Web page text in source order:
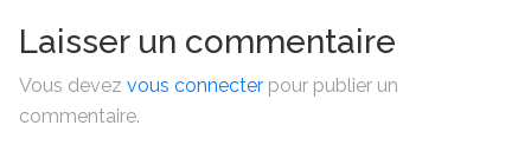
Laisser un commentaire
Vous devez vous connecter pour publier un
commentaire.